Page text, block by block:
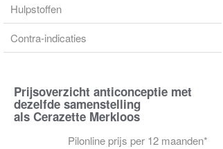
Hulpstoffen
Contra-indicaties
Prijsoverzicht anticonceptie met
dezelfde samenstelling
als Cerazette Merkloos
Pilonline prijs per 12 maanden*